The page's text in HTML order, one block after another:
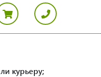
курьеру;